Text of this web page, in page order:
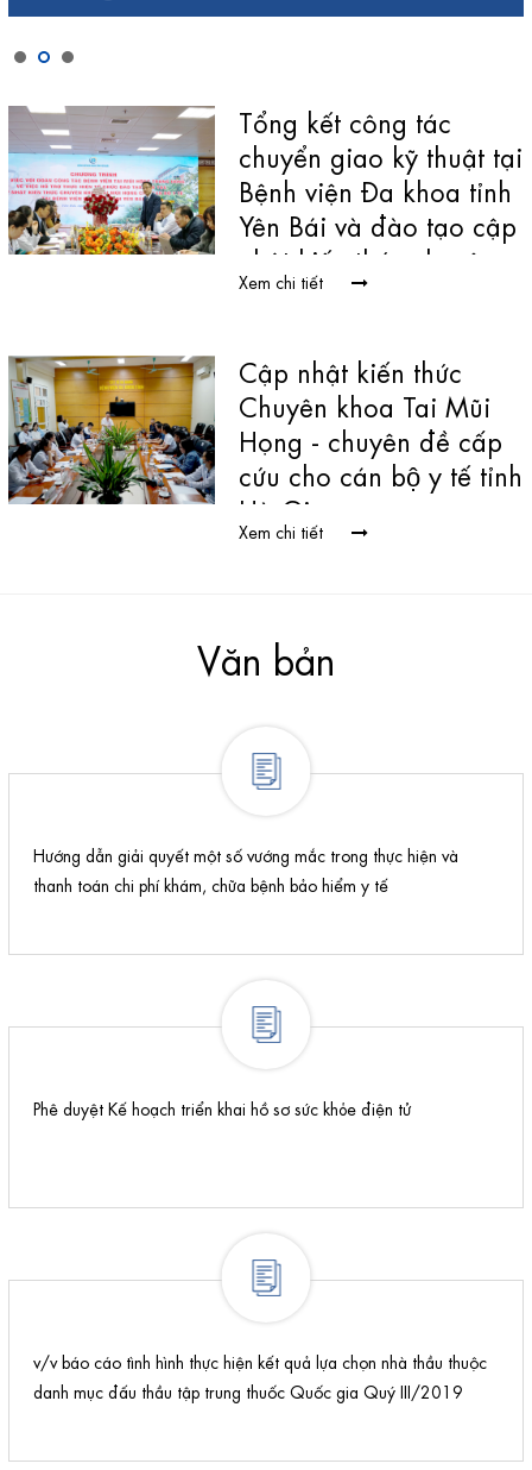
Tổng kết công tác
chuyển giao kỹ thuật tại
Bệnh viện Đa khoa tỉnh
Yên Bái và đào tạo cập
nhật kiến thức chuyên
khoa Tai Mũi Họng
Xem chi tiết
Cập nhật kiến thức
Chuyên khoa Tai Mũi
Họng - chuyên đề cấp
cứu cho cán bộ y tế tỉnh
Hà Giang
Xem chi tiết
Văn bản
Hướng dẫn giải quyết một số vướng mắc trong thực hiện và
thanh toán chi phí khám, chữa bệnh bảo hiểm y tế
Phê duyệt Kế hoạch triển khai hồ sơ sức khỏe điện tử
v/v báo cáo tình hình thực hiện kết quả lựa chọn nhà thầu thuộc
danh mục đấu thầu tập trung thuốc Quốc gia Quý III/2019